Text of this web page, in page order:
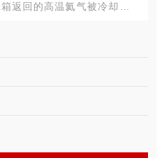
返回的高温氦气被冷却并循